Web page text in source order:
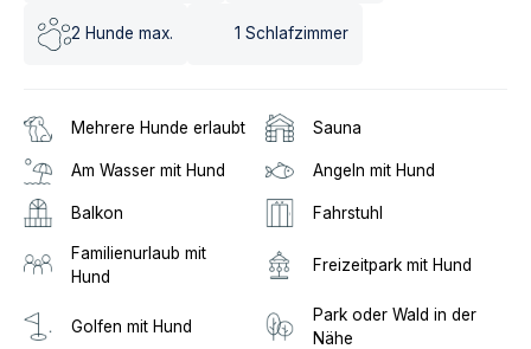
2 Hunde max. 1 Schlafzimmer
Mehrere Hunde erlaubt Sauna
Am Wasser mit Hund Angeln mit Hund
Balkon Fahrstuhl
Familienurlaub mit
Hund
Freizeitpark mit Hund
Golfen mit Hund
Park oder Wald in der
Nähe